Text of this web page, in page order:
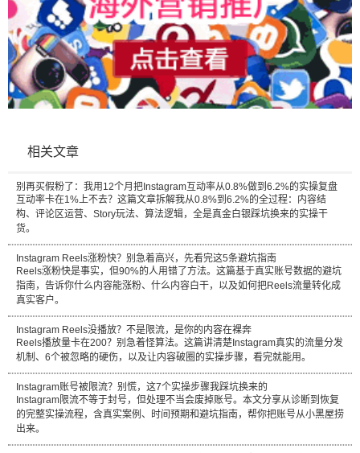
相关文章
别再买假粉了：我用12个月把Instagram互动率从0.8%做到6.2%的实操复盘
互动率卡在1%上不去？这篇文章拆解我从0.8%到6.2%的全过程：内容结
构、评论区运营、Story玩法、算法逻辑，全是真金白银踩坑换来的实操干
货。
Instagram Reels涨粉快？别急着高兴，先看完这5条避坑指南
Reels涨粉快是事实，但90%的人用错了方法。这篇基于真实账号数据的避坑
指南，告诉你什么内容能涨粉、什么内容白干，以及如何把Reels流量转化成
真实客户。
Instagram Reels没播放？不是限流，是你的内容在裸奔
Reels播放量卡在200？别急着怪算法。这篇讲清楚Instagram真实的流量分发
机制、6个被忽略的硬伤，以及让内容破圈的实操步骤，看完就能用。
Instagram账号被限流？别慌，这7个实操步骤我踩坑换来的
Instagram限流不等于封号，但处理不当会废掉账号。本文分享从诊断到恢复
的完整实操流程，含真实案例、时间预期和避坑指南，帮你把账号从小黑屋捞
出来。